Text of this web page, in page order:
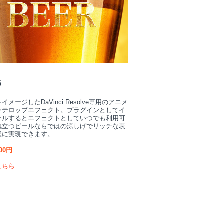
イメージしたDaVinci Resolve専用のアニメ
テロップエフェクト。プラグインとしてイ
ルするとエフェクトとしていつでも利用可
立つビールならではの涼しげでリッチな表
実現できます。
円
ちら